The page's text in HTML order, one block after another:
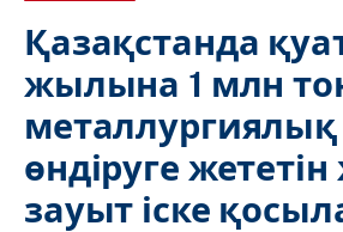
Қазақстанда
жылына 1 млн
металлургиялық
өндіруге
зауыт іске